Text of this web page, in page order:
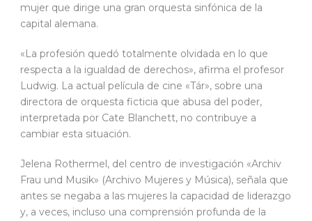
mujer que dirige una gran orquesta sinfónica de la
capital alemana.
«La profesión quedó totalmente olvidada en lo que
respecta a la igualdad de derechos», afirma el profesor
Ludwig. La actual película de cine «Tár», sobre una
directora de orquesta ficticia que abusa del poder,
interpretada por Cate Blanchett, no contribuye a
cambiar esta situación.
Jelena Rothermel, del centro de investigación «Archiv
Frau und Musik» (Archivo Mujeres y Música), señala que
antes se negaba a las mujeres la capacidad de liderazgo
y, a veces, incluso una comprensión profunda de la